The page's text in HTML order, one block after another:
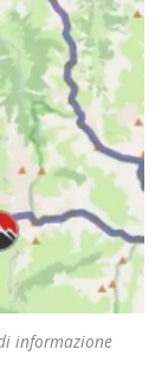
informazione